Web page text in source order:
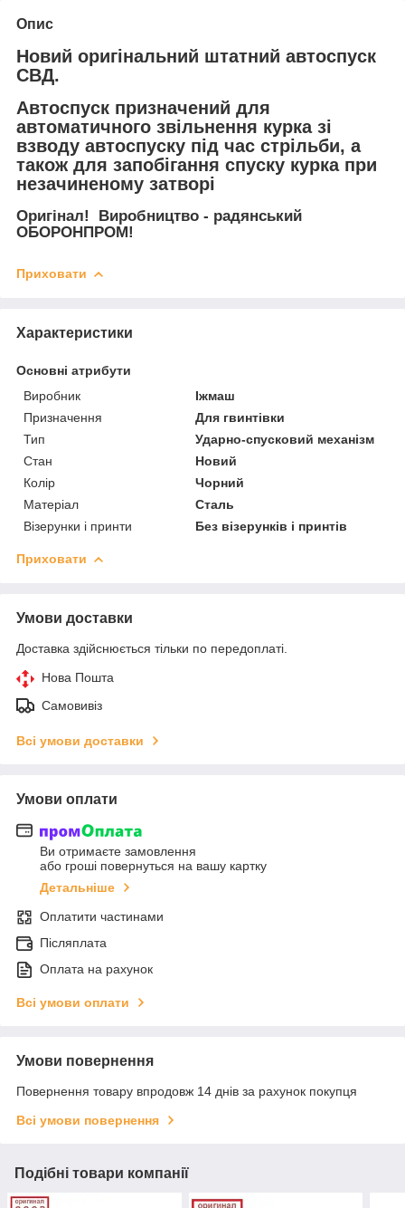
Опис
Новий оригінальний штатний автоспуск
СВД.
Автоспуск призначений для
автоматичного звільнення курка зі
взводу автоспуску під час стрільби, а
також для запобігання спуску курка при
незачиненому затворі
Оригінал! Виробництво - радянський
ОБОРОНПРОМ!
Приховати
Характеристики
Основні атрибути
Виробник
Іжмаш
Призначення
Для гвинтівки
Тип
Ударно-спусковий механізм
Стан
Новий
Колір
Чорний
Матеріал
Сталь
Візерунки і принти
Без візерунків і принтів
Приховати
Умови доставки
Доставка здійснюється тільки по передоплаті.
Нова Пошта
Самовивіз
Всі умови доставки
Умови оплати
Ви отримаєте замовлення
або гроші повернуться на вашу картку
Детальніше
Оплатити частинами
Післяплата
Оплата на рахунок
Всі умови оплати
Умови повернення
Повернення товару впродовж 14 днів за рахунок покупця
Всі умови повернення
Подібні товари компанії